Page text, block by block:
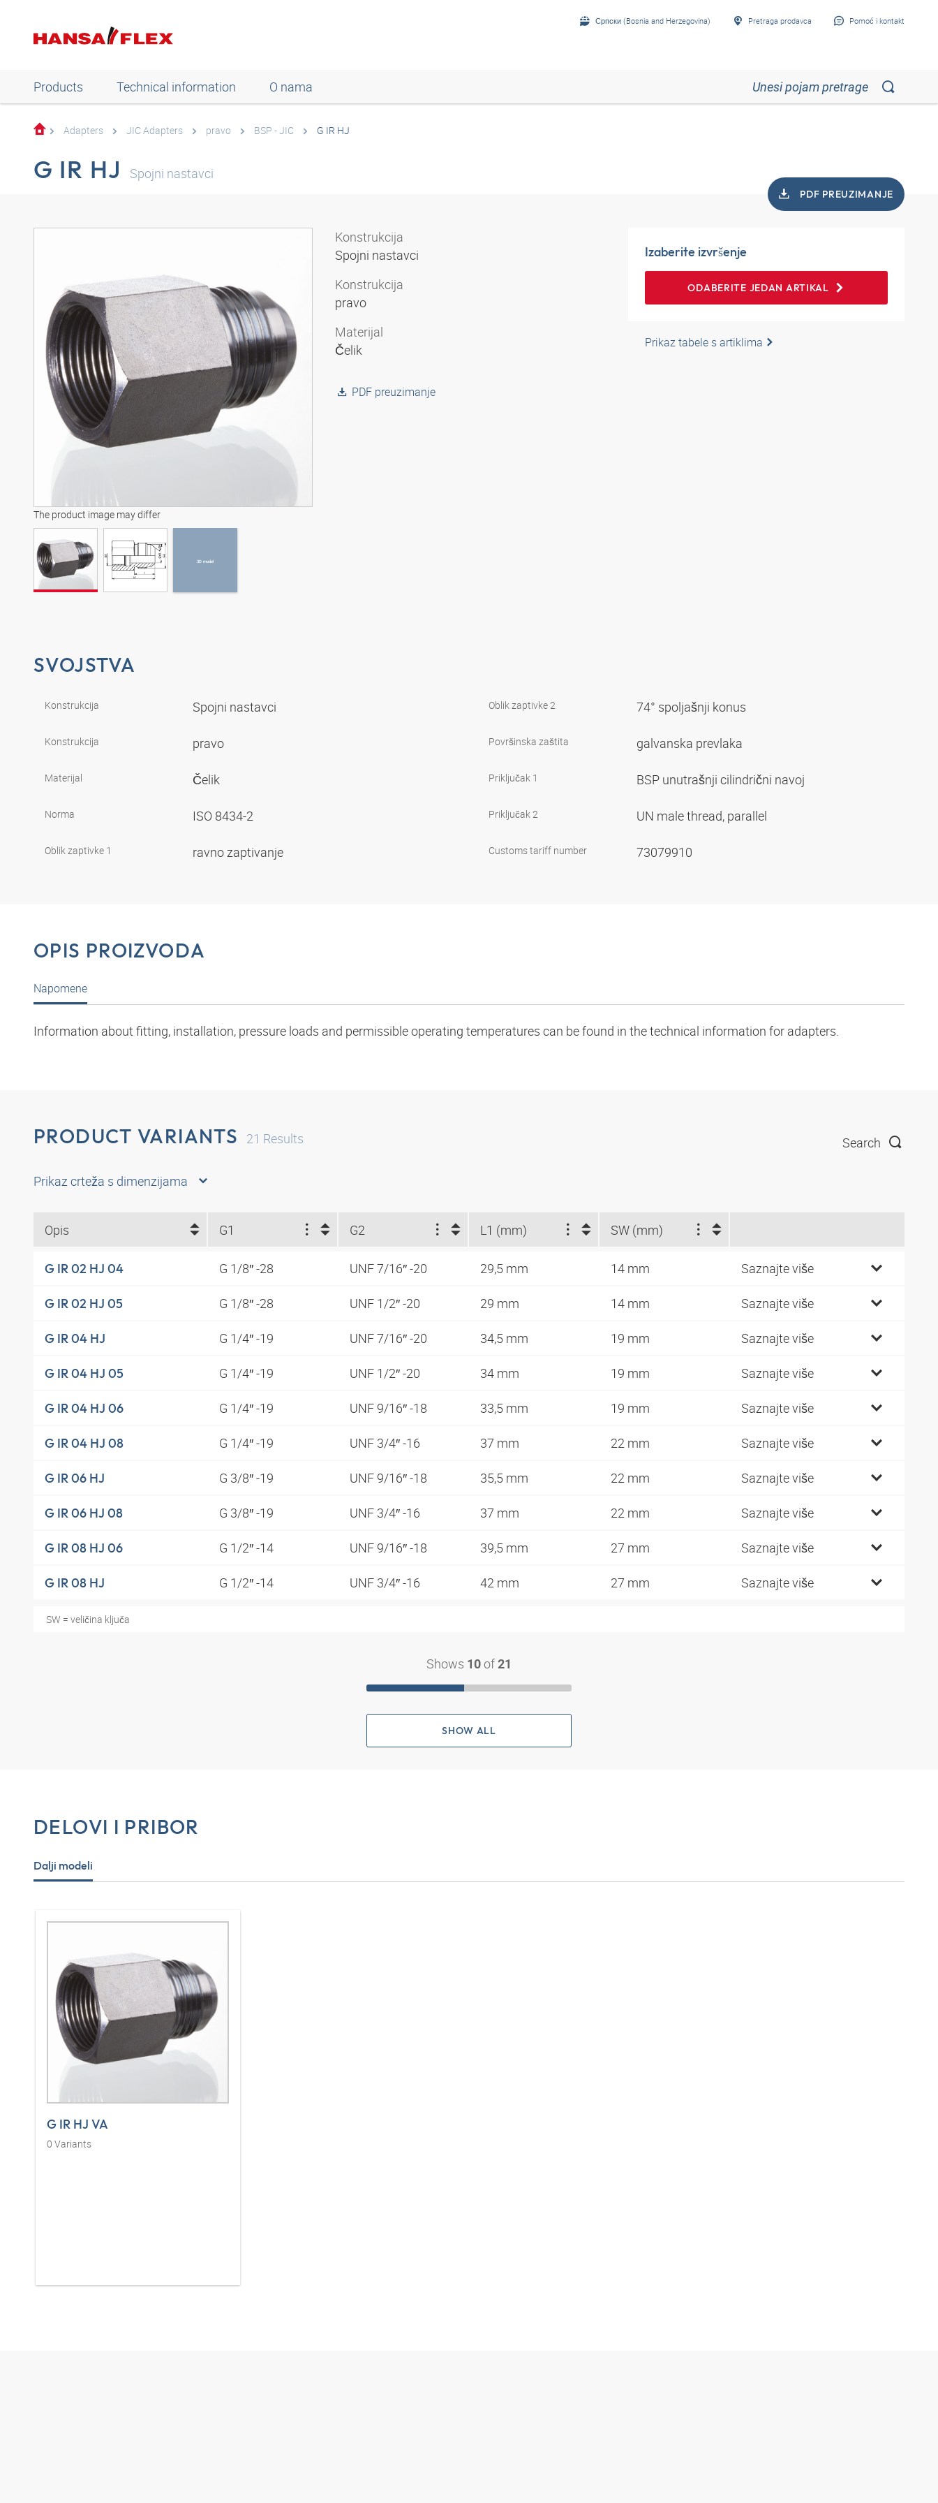
Српски (Bosnia and Herzegovina) Pretraga prodavca Pomoć i kontakt
Products Technical information O nama
Adapters JIC Adapters pravo BSP - JIC G IR HJ
G IR HJ Spojni nastavci
PDF PREUZIMANJE
The product image may differ
3D model
Konstrukcija
Spojni nastavci
Konstrukcija
pravo
Materijal
Čelik
PDF preuzimanje
Izaberite izvršenje
ODABERITE JEDAN ARTIKAL
Prikaz tabele s artiklima
SVOJSTVA
Konstrukcija Spojni nastavci
Konstrukcija pravo
Materijal Čelik
Norma ISO 8434-2
Oblik zaptivke 1 ravno zaptivanje
Oblik zaptivke 2 74° spoljašnji konus
Površinska zaštita galvanska prevlaka
Priključak 1 BSP unutrašnji cilindrični navoj
Priključak 2 UN male thread, parallel
Customs tariff number 73079910
OPIS PROIZVODA
Napomene
Information about fitting, installation, pressure loads and permissible operating temperatures can be found in the technical information for adapters.
PRODUCT VARIANTS 21 Results Search
Prikaz crteža s dimenzijama
Opis G1 G2 L1 (mm) SW (mm)
G IR 02 HJ 04 G 1/8″ -28 UNF 7/16″ -20 29,5 mm 14 mm Saznajte više
G IR 02 HJ 05 G 1/8″ -28 UNF 1/2″ -20 29 mm 14 mm Saznajte više
G IR 04 HJ G 1/4″ -19 UNF 7/16″ -20 34,5 mm 19 mm Saznajte više
G IR 04 HJ 05 G 1/4″ -19 UNF 1/2″ -20 34 mm 19 mm Saznajte više
G IR 04 HJ 06 G 1/4″ -19 UNF 9/16″ -18 33,5 mm 19 mm Saznajte više
G IR 04 HJ 08 G 1/4″ -19 UNF 3/4″ -16 37 mm 22 mm Saznajte više
G IR 06 HJ G 3/8″ -19 UNF 9/16″ -18 35,5 mm 22 mm Saznajte više
G IR 06 HJ 08 G 3/8″ -19 UNF 3/4″ -16 37 mm 22 mm Saznajte više
G IR 08 HJ 06 G 1/2″ -14 UNF 9/16″ -18 39,5 mm 27 mm Saznajte više
G IR 08 HJ G 1/2″ -14 UNF 3/4″ -16 42 mm 27 mm Saznajte više
SW = veličina ključa
Shows 10 of 21
SHOW ALL
DELOVI I PRIBOR
Dalji modeli
G IR HJ VA
0 Variants